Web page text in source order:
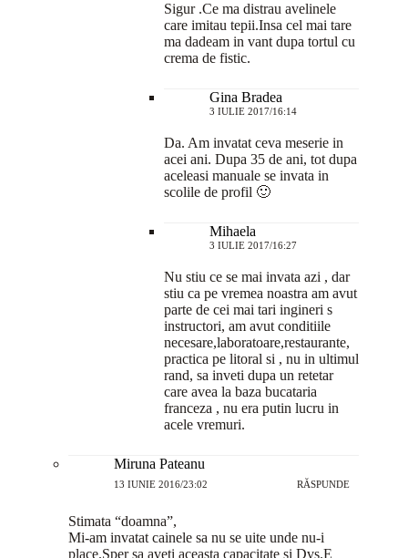
Sigur .Ce ma distrau avelinele
care imitau tepii.Insa cel mai tare
ma dadeam in vant dupa tortul cu
crema de fistic.
Gina Bradea
3 IULIE 2017/16:14
Da. Am invatat ceva meserie in
acei ani. Dupa 35 de ani, tot dupa
aceleasi manuale se invata in
scolile de profil 🙂
Mihaela
3 IULIE 2017/16:27
Nu stiu ce se mai invata azi , dar
stiu ca pe vremea noastra am avut
parte de cei mai tari ingineri s
instructori, am avut conditiile
necesare,laboratoare,restaurante,
practica pe litoral si , nu in ultimul
rand, sa inveti dupa un retetar
care avea la baza bucataria
franceza , nu era putin lucru in
acele vremuri.
Miruna Pateanu
13 IUNIE 2016/23:02 RĂSPUNDE
Stimata “doamna”,
Mi-am invatat cainele sa nu se uite unde nu-i
place.Sper sa aveti aceasta capacitate si Dvs.E